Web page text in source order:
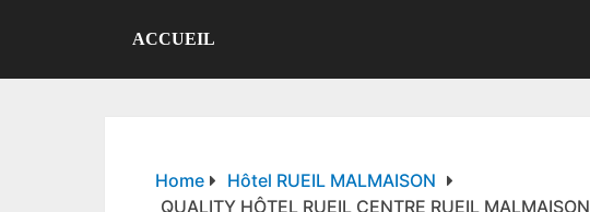
ACCUEIL
Home
Hôtel RUEIL MALMAISON
QUALITY HÔTEL RUEIL CENTRE RUEIL MALMAISON